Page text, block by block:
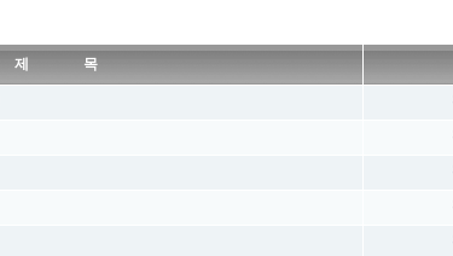
제 목